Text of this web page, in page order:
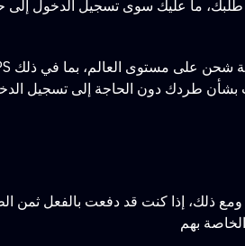
ذلك، إذا كنت قد دفعت بالفعل ثمن